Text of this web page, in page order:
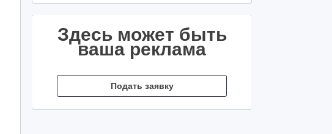
Здесь может быть
ваша реклама
Подать заявку